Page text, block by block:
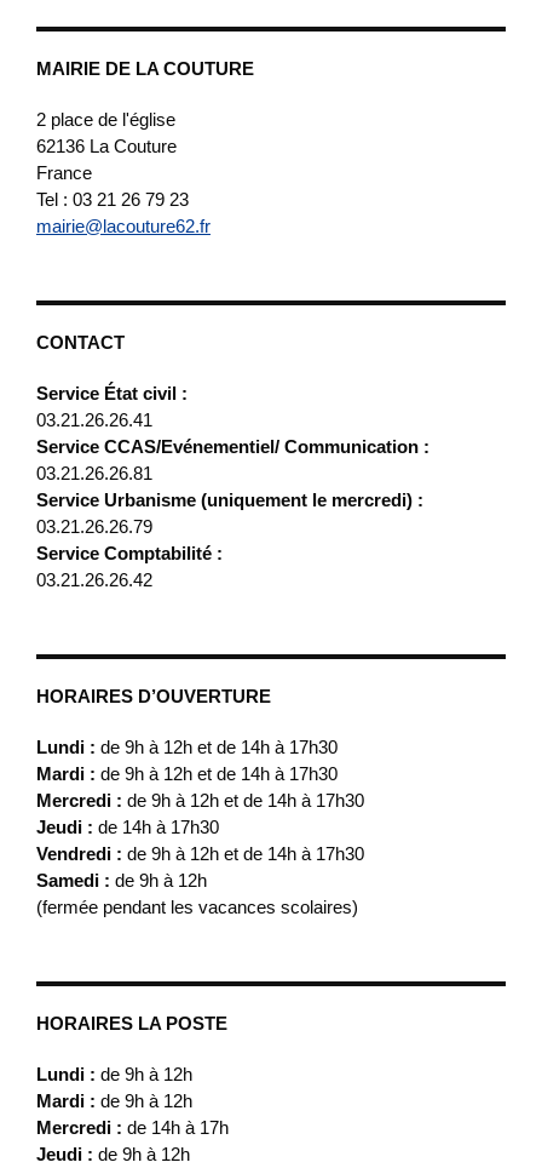
MAIRIE DE LA COUTURE
2 place de l'église
62136 La Couture
France
Tel : 03 21 26 79 23
mairie@lacouture62.fr
CONTACT
Service État civil :
03.21.26.26.41
Service CCAS/Evénementiel/ Communication :
03.21.26.26.81
Service Urbanisme (uniquement le mercredi) :
03.21.26.26.79
Service Comptabilité :
03.21.26.26.42
HORAIRES D’OUVERTURE
Lundi : de 9h à 12h et de 14h à 17h30
Mardi : de 9h à 12h et de 14h à 17h30
Mercredi : de 9h à 12h et de 14h à 17h30
Jeudi : de 14h à 17h30
Vendredi : de 9h à 12h et de 14h à 17h30
Samedi : de 9h à 12h
(fermée pendant les vacances scolaires)
HORAIRES LA POSTE
Lundi : de 9h à 12h
Mardi : de 9h à 12h
Mercredi : de 14h à 17h
Jeudi : de 9h à 12h